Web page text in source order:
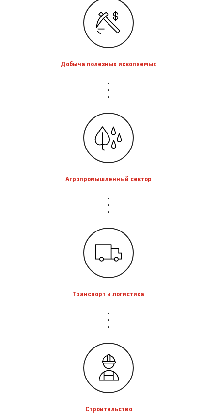
Добыча полезных ископаемых
Агропромышленный сектор
Транспорт и логистика
Строительство